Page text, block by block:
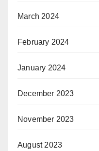
March 2024
February 2024
January 2024
December 2023
November 2023
August 2023